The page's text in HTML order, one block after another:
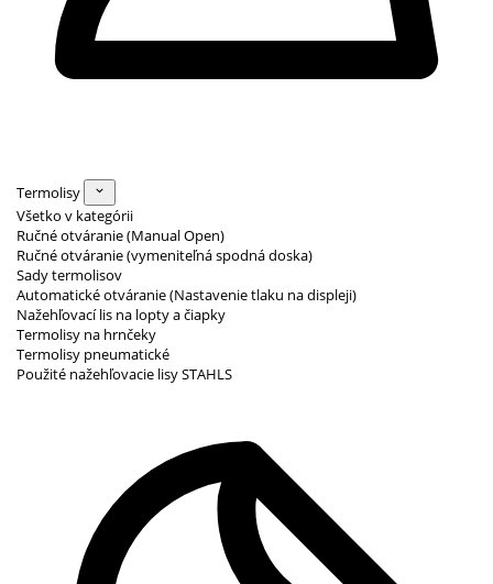
Termolisy
Všetko v kategórii
Ručné otváranie (Manual Open)
Ručné otváranie (vymeniteľná spodná doska)
Sady termolisov
Automatické otváranie (Nastavenie tlaku na displeji)
Nažehľovací lis na lopty a čiapky
Termolisy na hrnčeky
Termolisy pneumatické
Použité nažehľovacie lisy STAHLS